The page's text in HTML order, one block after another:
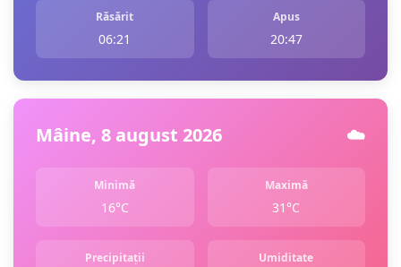
Răsărit
06:21
Apus
20:47
Mâine, 8 august 2026 ☁️
Minimă
16°C
Maximă
31°C
Precipitații Umiditate